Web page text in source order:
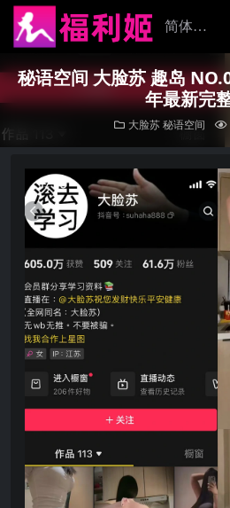
秘语空间 大脸苏 趣岛
年最新完
大脸苏秘语空间